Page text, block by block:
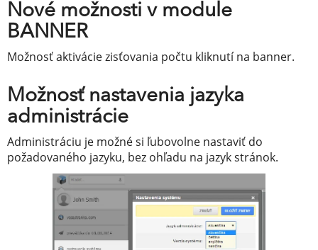
Nové možnosti v module
BANNER
Možnosť aktivácie zisťovania počtu kliknutí na banner.
Možnosť nastavenia jazyka
administrácie
Administráciu je možné si ľubovolne nastaviť do
požadovaného jazyku, bez ohľadu na jazyk stránok.